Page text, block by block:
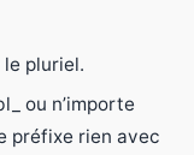
pluriel.
ou n’importe
préfixe rien avec